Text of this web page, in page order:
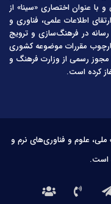
با عنوان اختصاری «سینا» از
و ارتقای اطلاعات علمی، فناوری و
رسانه در فرهنگ‌سازی و ترویج
مقررات موضوعه کشوری
رسمی از وزارت فرهنگ و
علوم و فناوری‌های نرم و
است.
تلگرامتماس درباره